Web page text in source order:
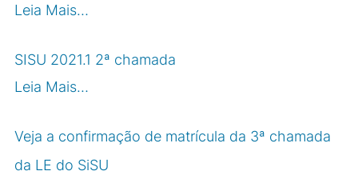
Leia Mais…
SISU 2021.1 2ª chamada
Leia Mais…
Veja a confirmação de matrícula da 3ª chamada
da LE do SiSU